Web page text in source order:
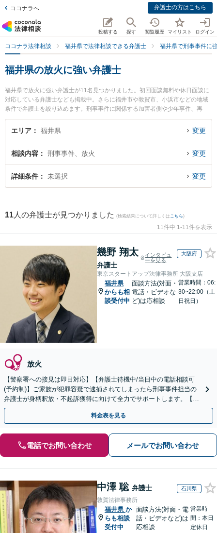
ココナラへ 弁護士の方はこちら
投稿する 探す 閲覧履歴 マイリスト ログイン
ココナラ法律相談 福井県で法律相談できる弁護士 福井県で刑事事件に
福井県の放火に強い弁護士
福井県で放火に強い弁護士が11名見つかりました。初回面談無料や休日面談に
対応している弁護士なども掲載中。さらに福井市や敦賀市、小浜市などの地域
条件で弁護士を絞り込めます。刑事事件に関係する加害者側や少年事件、再
犯・前科あり等の細かな分野での絞り込み検索もでき便利です。特に勝見法律
事務所の勝見 泰斗弁護士や弁護士法人ふくい総合法律事務所の小前田 宙弁護
今すぐに弁護士に相談したい』『放火のトラブル解決の実績豊富な近くの弁護
士を検索したい』『初回相談無料で放火を法律相談できる福井県内の弁護士に
相談予約したい』などでお困りの相談者さんにおすすめです。
エリア 福井県 変更
相談内容 刑事事件、放火 変更
詳細条件 未選択 変更
11 人の弁護士が見つかりました (検索結果について詳しくは こちら)
11件中 1-11件を表示
幾野 翔太
弁護士
インタビュ
ーを見る
大阪府
東京スタートアップ法律事務所 大阪支店
福井県
からも相
談受付中
面談方法(対面・
電話・ビデオな
ど)は応相談
営業時間：06:
30~22:00（土
日祝日）
放火
【警察署への接見は即日対応】【弁護士待機中/当日中の電話相談可
(予約制)】ご家族が犯罪容疑で逮捕されてしまったら刑事事件担当の
弁護士が身柄釈放・不起訴獲得に向けて全力でサポートします。【毎
月100名以上の相談実績】【全国対応】
料金表を見る
電話でお問い合わせ メールでお問い合わせ
中澤 聡 弁護士 石川県
敦賀法律事務所
福井県 か
らも相談
受付中
面談方法(対面・電
話・ビデオなど)は
応相談
営業時
間：本日
定休日